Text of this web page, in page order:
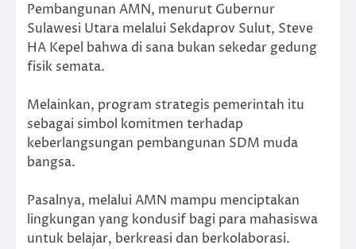
Pembangunan AMN, menurut Gubernur
Sulawesi Utara melalui Sekdaprov Sulut, Steve
HA Kepel bahwa di sana bukan sekedar gedung
fisik semata.
Melainkan, program strategis pemerintah itu
sebagai simbol komitmen terhadap
keberlangsungan pembangunan SDM muda
bangsa.
Pasalnya, melalui AMN mampu menciptakan
lingkungan yang kondusif bagi para mahasiswa
untuk belajar, berkreasi dan berkolaborasi.